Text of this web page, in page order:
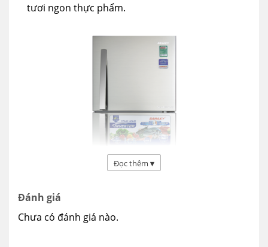
tươi ngon thực phẩm.
Đọc thêm ▾
Đánh giá
Chưa có đánh giá nào.